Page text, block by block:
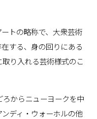
トの略称で、大衆芸術
する、身の回りにある
り入れる芸術様式のこ
からニューヨークを中
ディ・ウォーホルの他